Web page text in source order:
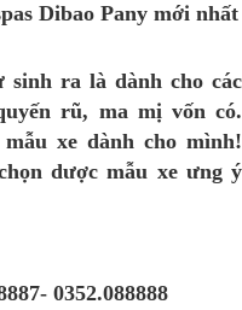
Dibao Pany mới nhất
sinh ra là dành cho các
rũ, ma mị vốn có.
xe dành cho mình!
dược mẫu xe ưng ý
0352.088888